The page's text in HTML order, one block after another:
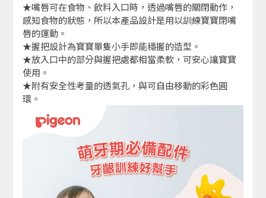
★嘴唇可在食物、飲料入口時，透過嘴唇的關閉動作，
感知食物的狀態，所以本產品設計是用以訓練寶寶閉嘴
唇的運動。
★握把設計為寶寶單隻小手即能穩握的造型。
★放入口中的部分與握把處都相當柔軟，可安心讓寶寶
使用。
★附有安全性考量的透氣孔，與可自由移動的彩色圓
環。